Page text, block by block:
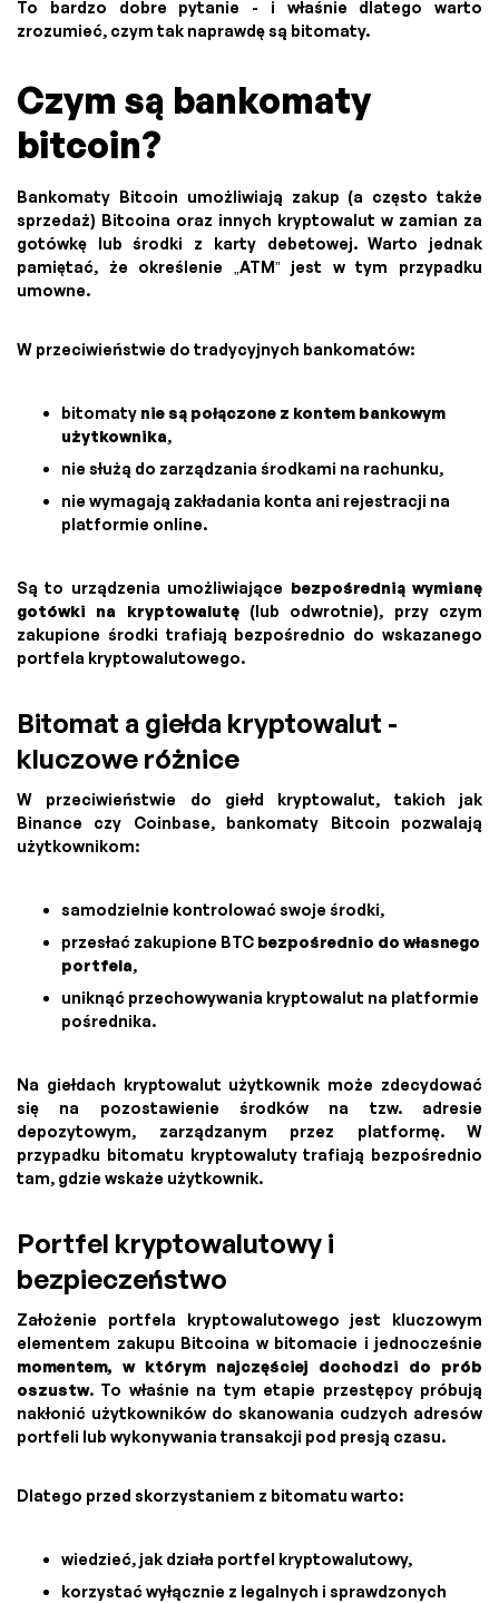
To bardzo dobre pytanie - i właśnie dlatego warto
zrozumieć, czym tak naprawdę są bitomaty.
Czym są bankomaty
bitcoin?
Bankomaty Bitcoin umożliwiają zakup (a często także
sprzedaż) Bitcoina oraz innych kryptowalut w zamian za
gotówkę lub środki z karty debetowej. Warto jednak
pamiętać, że określenie „ATM” jest w tym przypadku
umowne.
W przeciwieństwie do tradycyjnych bankomatów:
bitomaty nie są połączone z kontem bankowym
użytkownika,
nie służą do zarządzania środkami na rachunku,
nie wymagają zakładania konta ani rejestracji na
platformie online.
Są to urządzenia umożliwiające bezpośrednią wymianę
gotówki na kryptowalutę(lub odwrotnie), przy czym
zakupione środki trafiają bezpośrednio do wskazanego
portfela kryptowalutowego.
Bitomat a giełda kryptowalut -
kluczowe różnice
W przeciwieństwie do giełd kryptowalut, takich jak
Binance czy Coinbase, bankomaty Bitcoin pozwalają
użytkownikom:
samodzielnie kontrolować swoje środki,
przesłać zakupione BTC bezpośrednio do własnego
portfela,
uniknąć przechowywania kryptowalut na platformie
pośrednika.
Na giełdach kryptowalut użytkownik może zdecydować
się na pozostawienie środków na tzw. adresie
depozytowym, zarządzanym przez platformę. W
przypadku bitomatu kryptowaluty trafiają bezpośrednio
tam, gdzie wskaże użytkownik.
Portfel kryptowalutowy i
bezpieczeństwo
Założenie portfela kryptowalutowego jest kluczowym
elementem zakupu Bitcoina w bitomacie i jednocześnie
momentem, w którym najczęściej dochodzi do prób
oszustw. To właśnie na tym etapie przestępcy próbują
nakłonić użytkowników do skanowania cudzych adresów
portfeli lub wykonywania transakcji pod presją czasu.
Dlatego przed skorzystaniem z bitomatu warto:
wiedzieć, jak działa portfel kryptowalutowy,
korzystać wyłącznie z legalnych i sprawdzonych